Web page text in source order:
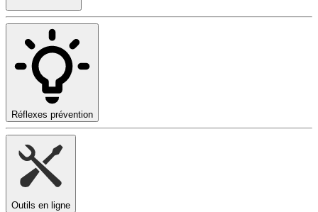
Réflexes prévention
Outils en ligne